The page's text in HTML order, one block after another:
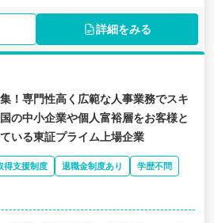
詳細をみる
！専門性高く広範な人事業務でスキ
の中小企業や個人富裕層をお客様と
いる東証プライム上場企業
得支援制度 退職金制度あり
学歴不問